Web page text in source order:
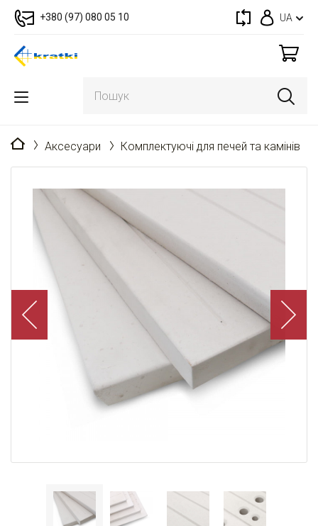
+380 (97) 080 05 10 UA
Головна
Аксесуари Комплектуючі для печей та камінів